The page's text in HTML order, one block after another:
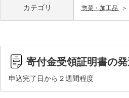
カテゴリ 惣菜・加工品
寄付金受領証明書の
申込完了日から２週間程度